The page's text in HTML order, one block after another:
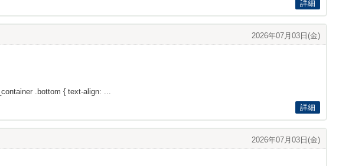
詳細
2026年07月03日(金)
.bottom { text-align: ...
詳細
2026年07月03日(金)